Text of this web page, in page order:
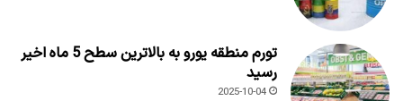
تورم منطقه یورو به بالاترین سطح 5 ماه اخیر
رسید
2025-10-04